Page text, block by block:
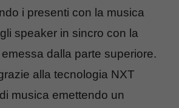
i presenti con la musica
speaker in sincro con la
dalla parte superiore.
alla tecnologia NXT
musica emettendo un